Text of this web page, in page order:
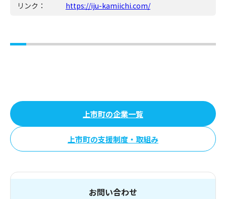
リンク： https://iju-kamiichi.com/
上市町の企業一覧
上市町の支援制度・取組み
お問い合わせ